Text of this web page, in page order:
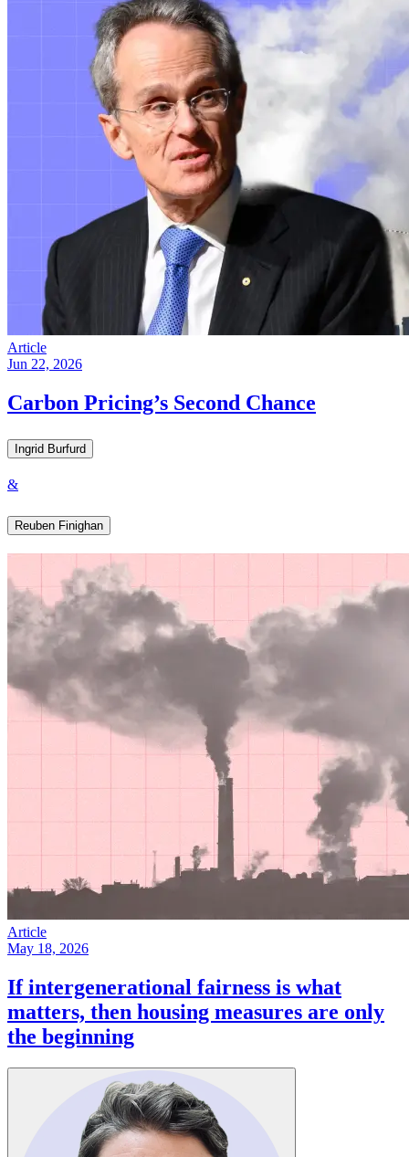
Article
Jun 22, 2026
Carbon Pricing’s Second Chance​​​​‌ ‍ ​‍​‍‌‍ ‌ ​‍‌‍‍‌‌‍‌ ‌‍‍‌‌‍ ‍​‍​‍​ ‍‍​‍​‍‌ ​ ‌‍​‌‌‍ ‍‌‍‍‌‌ ‌​‌ ‍‌​‍ ‍‌‍‍‌‌‍ ​‍​‍​‍ ​​‍​‍‌‍‍​‌ ​‍‌‍‌‌‌‍‌‍​‍​‍​ ‍‍​‍​‍‌‍‍​‌ ‌​‌ ‌​‌ ​​​ ‍‍​‍ ​‍ ‌‍ ​‌‍ ‌‍​ ‌‍​‌‌‍ ​‌‍‍​‌‍ ‌ ​ ‌ ‌​​ ‍‍​ ​ ​ ​ ​ ​ ​ ​ ​‍ ‌‍‍‌‌‍ ‍‌ ‌​‌‍‌‌‌‍ ‍‌ ‌​​‍ ‌‍‌‌‌‍‌​‌‍‍‌‌ ‌​​‍ ‌‍ ‌‌‍ ‌‍‌​‌‍‌‌​ ‌‌ ​​‌ ​‍‌‍‌‌‌ ​ ‌‍‌‌‌‍ ‍‌ ‌​‌‍​‌‌ ‌​‌‍‍‌‌‍ ‌‍ ‍​ ‍ ‌‍‍‌‌‍‌​​ ‌​ ‌‌​ ‌​‌‍‌​​ ​‌‌‍​‌‌‍​ ‌‍‌‍‌‍‌‍​‍ ‌​ ‌​‌‍​ ​ ‍‌​ ‍​​‍ ‌​ ‌​​ ‍​‌‍‌‍​ ‌‌​‍ ‌​ ‍‌​ ​​‌‍‌‌​ ‌‌​‍ ‌‌‍‌​‌‍​‍‌‍‌‍​ ‌‌​ ​‍​ ‌‍​ ​‍‌‍‌​​ ‌​​ ‌‍‌‍‌‌​ ‍​​ ‍ ‌ ‌​‌ ‍‌‌ ​​‌‍‌‌​ ‌‌‍ ‍‌‍‌‌‌ ‌ ‌ ​ ​ ‍ ‌ ​​‌‍​‌‌ ‌​‌‍‍​​ ‌‌ ‌​‌‍‍‌‌ ‌​‌‍ ​‌‍‌‌​ ‌‍​‍‌‍​‌‌ ​ ‌‍‌‌‌‌‌‌‌ ​‍‌‍ ​​ ‌‌‍‍​‌ ‌​‌ ‌​‌ ​​​‍‌‌​ ​ ‌​​‌​‍‌‌​ ​‍‌​‌‍​‍‌‌​ ​‍‌​‌‍‌‍ ​‌‍ ‌‍​ ‌‍​‌‌‍ ​‌‍‍​‌‍ ‌ ​ ‌ ‌​​‍‌‌​ ​ ‌​​‌​ ​ ​ ​ ​ ​ ​ ​ ​‍‌‍‌‍‍‌‌‍‌​​ ‌​ ‌‌​ ‌​‌‍‌​​ ​‌‌‍​‌‌‍​ ‌‍‌‍‌‍‌‍​‍ ‌​ ‌​‌‍​ ​ ‍‌​ ‍​​‍ ‌​ ‌​​ ‍​‌‍‌‍​ ‌‌​‍ ‌​ ‍‌​ ​​‌‍‌‌​ ‌‌​‍ ‌‌‍‌​‌‍​‍‌‍‌‍​ ‌‌​ ​‍​ ‌‍​ ​‍‌‍‌​​ ‌​​ ‌‍‌‍‌‌​ ‍​​‍‌‍‌ ‌​‌ ‍‌‌ ​​‌‍‌‌​ ‌‌‍ ‍‌‍‌‌‌ ‌ ‌ ​ ​‍‌‍‌ ​​‌‍​‌‌ ‌​‌‍‍​​ ‌‌ ‌​‌‍‍‌‌ ‌​‌‍ ​‌‍‌‌​‍‌‍‌ ​​‌‍‌‌‌ ​‍‌ ​ ‌ ​​‌‍‌‌‌‍​ ‌ ‌​‌‍‍‌‌ ‌‍‌‍‌‌​ ‌‌ ​​‌ ‌‌‌‍​‍‌‍ ​‌‍‍‌‌ ​ ‌‍‍​‌‍‌‌‌‍‌​​‍​‍‌ ‌
Ingrid Burfurd​​​​‌ ‍ ​‍​‍‌‍ ‌ ​‍‌‍‍‌‌‍‌ ‌‍‍‌‌‍ ‍​‍​‍​ ‍‍​‍​‍‌ ​ ‌‍​‌‌‍ ‍‌‍‍‌‌ ‌​‌ ‍‌​‍ ‍‌‍‍‌‌‍ ​‍​‍​‍ ​​‍​‍‌‍‍​‌ ​‍‌‍‌‌‌‍‌‍​‍​‍​ ‍‍​‍​‍‌‍‍​‌ ‌​‌ ‌​‌ ​​​ ‍‍​‍ ​‍ ‌‍ ​‌‍ ‌‍​ ‌‍​‌‌‍ ​‌‍‍​‌‍ ‌ ​ ‌ ‌​​ ‍‍​ ​ ​ ​ ​ ​ ​ ​ ​‍ ‌‍‍‌‌‍ ‍‌ ‌​‌‍‌‌‌‍ ‍‌ ‌​​‍ ‌‍‌‌‌‍‌​‌‍‍‌‌ ‌​​‍ ‌‍ ‌‌‍ ‌‍‌​‌‍‌‌​ ‌‌ ​​‌ ​‍‌‍‌‌‌ ​ ‌‍‌‌‌‍ ‍‌ ‌​‌‍​‌‌ ‌​‌‍‍‌‌‍ ‌‍ ‍​ ‍ ‌‍‍‌‌‍‌​​ ‌​ ​‌​ ‌‍​ ‍​​ ‌​​ ‌​​ ​‌​ ‌​​ ​‍​‍ ‌​ ​ ​ ‍‌‌‍‌‍‌‍‌​​‍ ‌​ ‌​​ ‌‍​ ‌‍​ ‌ ​‍ ‌​ ‍​​ ​‍‌‍​‍‌‍​‍​‍ ‌‌‍​‌‌‍​ ​ ​‌​ ‌ ‌‍‌‌‌‍‌‍‌‍​‌​ ‍​​ ‍‌​ ​​‌‍‌​‌‍‌‍​ ‍ ‌ ‌​‌ ‍‌‌ ​​‌‍‌‌​ ‌‌‍​‌‌ ‌‌‌ ‌​‌‍‍​‌‍ ‌ ​‍​ ‍ ‌ ​​‌‍​‌‌ ‌​‌‍‍​​ ‌‌‍ ‍‌‍​‌‌‍ ‌‌‍‌‌​ ‌‍​‍‌‍​‌‌ ​ ‌‍‌‌‌‌‌‌‌ ​‍‌‍ ​​ ‌‌‍‍​‌ ‌​‌ ‌​‌ ​​​‍‌‌​ ​ ‌​​‌​‍‌‌​ ​‍‌​‌‍​‍‌‌​ ​‍‌​‌‍‌‍ ​‌‍ ‌‍​ ‌‍​‌‌‍ ​‌‍‍​‌‍ ‌ ​ ‌ ‌​​‍‌‌​ ​ ‌​​‌​ ​ ​ ​ ​ ​ ​ ​ ​‍‌‍‌‍‍‌‌‍‌​​ ‌​ ​‌​ ‌‍​ ‍​​ ‌​​ ‌​​ ​‌​ ‌​​ ​‍​‍ ‌​ ​ ​ ‍‌‌‍‌‍‌‍‌​​‍ ‌​ ‌​​ ‌‍​ ‌‍​ ‌ ​‍ ‌​ ‍​​ ​‍‌‍​‍‌‍​‍​‍ ‌‌‍​‌‌‍​ ​ ​‌​ ‌ ‌‍‌‌‌‍‌‍‌‍​‌​ ‍​​ ‍‌​ ​​‌‍‌​‌‍‌‍​‍‌‍‌ ‌​‌ ‍‌‌ ​​‌‍‌‌​ ‌‌‍​‌‌ ‌‌‌ ‌​‌‍‍​‌‍ ‌ ​‍​‍‌‍‌ ​​‌‍​‌‌ ‌​‌‍‍​​ ‌‌‍ ‍‌‍​‌‌‍ ‌‌‍‌‌​‍‌‍‌ ​​‌‍‌‌‌ ​‍‌ ​ ‌ ​​‌‍‌‌‌‍​ ‌ ‌​‌‍‍‌‌ ‌‍‌‍‌‌​ ‌‌ ​​‌ ‌‌‌‍​‍‌‍ ​‌‍‍‌‌ ​ ‌‍‍​‌‍‌‌‌‍‌​​‍​‍‌ ‌
&
Reuben Finighan​​​​‌ ‍ ​‍​‍‌‍ ‌ ​‍‌‍‍‌‌‍‌ ‌‍‍‌‌‍ ‍​‍​‍​ ‍‍​‍​‍‌ ​ ‌‍​‌‌‍ ‍‌‍‍‌‌ ‌​‌ ‍‌​‍ ‍‌‍‍‌‌‍ ​‍​‍​‍ ​​‍​‍‌‍‍​‌ ​‍‌‍‌‌‌‍‌‍​‍​‍​ ‍‍​‍​‍‌‍‍​‌ ‌​‌ ‌​‌ ​​​ ‍‍​‍ ​‍ ‌‍ ​‌‍ ‌‍​ ‌‍​‌‌‍ ​‌‍‍​‌‍ ‌ ​ ‌ ‌​​ ‍‍​ ​ ​ ​ ​ ​ ​ ​ ​‍ ‌‍‍‌‌‍ ‍‌ ‌​‌‍‌‌‌‍ ‍‌ ‌​​‍ ‌‍‌‌‌‍‌​‌‍‍‌‌ ‌​​‍ ‌‍ ‌‌‍ ‌‍‌​‌‍‌‌​ ‌‌ ​​‌ ​‍‌‍‌‌‌ ​ ‌‍‌‌‌‍ ‍‌ ‌​‌‍​‌‌ ‌​‌‍‍‌‌‍ ‌‍ ‍​ ‍ ‌‍‍‌‌‍‌​​ ‌​ ‌​​ ‍​​ ‌‌‌‍​ ​ ​‍​ ‌ ​ ‌ ​ ‌​​‍ ‌​ ​ ​ ​‌​ ​ ​ ​ ​‍ ‌​ ‌​‌‍​ ​ ​ ​ ‌​​‍ ‌‌‍​‍​ ‍​​ ​‌‌‍​‍​‍ ‌​ ‌‌​ ‌ ​ ​‌​ ‍‌​ ​‌‌‍‌​‌‍​‍​ ‌‍​ ‌​‌‍​‌‌‍‌‌‌‍‌​​ ‍ ‌ ‌​‌ ‍‌‌ ​​‌‍‌‌​ ‌‌‍​‌‌ ‌‌‌ ‌​‌‍‍​‌‍ ‌ ​‍​ ‍ ‌ ​​‌‍​‌‌ ‌​‌‍‍​​ ‌‌‍ ‍‌‍​‌‌‍ ‌‌‍‌‌​ ‌‍​‍‌‍​‌‌ ​ ‌‍‌‌‌‌‌‌‌ ​‍‌‍ ​​ ‌‌‍‍​‌ ‌​‌ ‌​‌ ​​​‍‌‌​ ​ ‌​​‌​‍‌‌​ ​‍‌​‌‍​‍‌‌​ ​‍‌​‌‍‌‍ ​‌‍ ‌‍​ ‌‍​‌‌‍ ​‌‍‍​‌‍ ‌ ​ ‌ ‌​​‍‌‌​ ​ ‌​​‌​ ​ ​ ​ ​ ​ ​ ​ ​‍‌‍‌‍‍‌‌‍‌​​ ‌​ ‌​​ ‍​​ ‌‌‌‍​ ​ ​‍​ ‌ ​ ‌ ​ ‌​​‍ ‌​ ​ ​ ​‌​ ​ ​ ​ ​‍ ‌​ ‌​‌‍​ ​ ​ ​ ‌​​‍ ‌‌‍​‍​ ‍​​ ​‌‌‍​‍​‍ ‌​ ‌‌​ ‌ ​ ​‌​ ‍‌​ ​‌‌‍‌​‌‍​‍​ ‌‍​ ‌​‌‍​‌‌‍‌‌‌‍‌​​‍‌‍‌ ‌​‌ ‍‌‌ ​​‌‍‌‌​ ‌‌‍​‌‌ ‌‌‌ ‌​‌‍‍​‌‍ ‌ ​‍​‍‌‍‌ ​​‌‍​‌‌ ‌​‌‍‍​​ ‌‌‍ ‍‌‍​‌‌‍ ‌‌‍‌‌​‍‌‍‌ ​​‌‍‌‌‌ ​‍‌ ​ ‌ ​​‌‍‌‌‌‍​ ‌ ‌​‌‍‍‌‌ ‌‍‌‍‌‌​ ‌‌ ​​‌ ‌‌‌‍​‍‌‍ ​‌‍‍‌‌ ​ ‌‍‍​‌‍‌‌‌‍‌​​‍​‍‌ ‌
Article
May 18, 2026
If intergenerational fairness is what
matters, then housing measures are only
the beginning​​​​‌ ‍ ​‍​‍‌‍ ‌ ​‍‌‍‍‌‌‍‌ ‌‍‍‌‌‍ ‍​‍​‍​ ‍‍​‍​‍‌ ​ ‌‍​‌‌‍ ‍‌‍‍‌‌ ‌​‌ ‍‌​‍ ‍‌‍‍‌‌‍ ​‍​‍​‍ ​​‍​‍‌‍‍​‌ ​‍‌‍‌‌‌‍‌‍​‍​‍​ ‍‍​‍​‍‌‍‍​‌ ‌​‌ ‌​‌ ​​​ ‍‍​‍ ​‍ ‌‍ ​‌‍ ‌‍​ ‌‍​‌‌‍ ​‌‍‍​‌‍ ‌ ​ ‌ ‌​​ ‍‍​ ​ ​ ​ ​ ​ ​ ​ ​‍ ‌‍‍‌‌‍ ‍‌ ‌​‌‍‌‌‌‍ ‍‌ ‌​​‍ ‌‍‌‌‌‍‌​‌‍‍‌‌ ‌​​‍ ‌‍ ‌‌‍ ‌‍‌​‌‍‌‌​ ‌‌ ​​‌ ​‍‌‍‌‌‌ ​ ‌‍‌‌‌‍ ‍‌ ‌​‌‍​‌‌ ‌​‌‍‍‌‌‍ ‌‍ ‍​ ‍ ‌‍‍‌‌‍‌​​ ‌​ ‌‌‌‍​‌​ ‌‍​ ‌‌‌‍​‌​ ‌‌​ ‌‍​ ​​​‍ ‌‌‍​‌‌‍‌‌​ ‍​‌‍​‌​‍ ‌​ ‌​​ ‌‌​ ‌‍‌‍‌‍​‍ ‌‌‍​‌​ ‌​​ ‌ ​ ‌​​‍ ‌​ ‌‍‌‍‌‍‌‍​‍‌‍​‌​ ‌​​ ​‍​ ‍‌​ ‌‌​ ​ ​ ‌​​ ‌ ​ ​‍​ ‍ ‌ ‌​‌ ‍‌‌ ​​‌‍‌‌​ ‌‌‍ ‍‌‍‌‌‌ ‌ ‌ ​ ​ ‍ ‌ ​​‌‍​‌‌ ‌​‌‍‍​​ ‌‌ ‌​‌‍‍‌‌ ‌​‌‍ ​‌‍‌‌​ ‌‍​‍‌‍​‌‌ ​ ‌‍‌‌‌‌‌‌‌ ​‍‌‍ ​​ ‌‌‍‍​‌ ‌​‌ ‌​‌ ​​​‍‌‌​ ​ ‌​​‌​‍‌‌​ ​‍‌​‌‍​‍‌‌​ ​‍‌​‌‍‌‍ ​‌‍ ‌‍​ ‌‍​‌‌‍ ​‌‍‍​‌‍ ‌ ​ ‌ ‌​​‍‌‌​ ​ ‌​​‌​ ​ ​ ​ ​ ​ ​ ​ ​‍‌‍‌‍‍‌‌‍‌​​ ‌​ ‌‌‌‍​‌​ ‌‍​ ‌‌‌‍​‌​ ‌‌​ ‌‍​ ​​​‍ ‌‌‍​‌‌‍‌‌​ ‍​‌‍​‌​‍ ‌​ ‌​​ ‌‌​ ‌‍‌‍‌‍​‍ ‌‌‍​‌​ ‌​​ ‌ ​ ‌​​‍ ‌​ ‌‍‌‍‌‍‌‍​‍‌‍​‌​ ‌​​ ​‍​ ‍‌​ ‌‌​ ​ ​ ‌​​ ‌ ​ ​‍​‍‌‍‌ ‌​‌ ‍‌‌ ​​‌‍‌‌​ ‌‌‍ ‍‌‍‌‌‌ ‌ ‌ ​ ​‍‌‍‌ ​​‌‍​‌‌ ‌​‌‍‍​​ ‌‌ ‌​‌‍‍‌‌ ‌​‌‍ ​‌‍‌‌​‍‌‍‌ ​​‌‍‌‌‌ ​‍‌ ​ ‌ ​​‌‍‌‌‌‍​ ‌ ‌​‌‍‍‌‌ ‌‍‌‍‌‌​ ‌‌ ​​‌ ‌‌‌‍​‍‌‍ ​‌‍‍‌‌ ​ ‌‍‍​‌‍‌‌‌‍‌​​‍​‍‌ ‌